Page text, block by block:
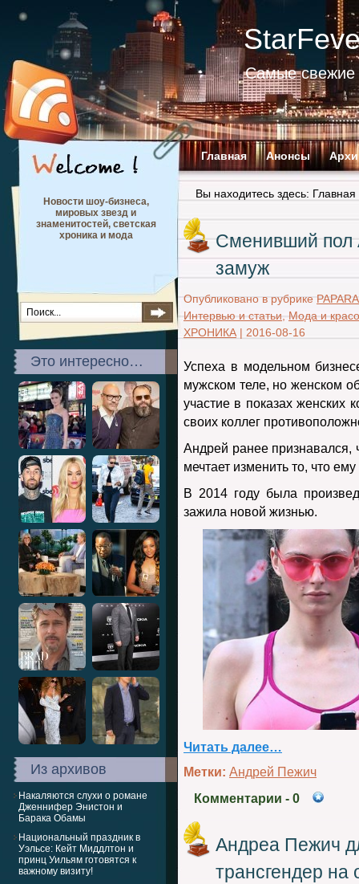
Самые свежие
Главная Анонсы
Новости шоу-бизнеса,
мировых звезд и
знаменитостей, светская
хроника и мода
Это интересно…
Из архивов
Накаляются слухи о романе
Дженнифер Энистон и
Барака Обамы
Национальный праздник в
Уэльсе: Кейт Миддлтон и
принц Уильям готовятся к
важному визиту!
Вы находитесь здесь: Главная
Сменивший пол
замуж
Опубликовано в рубрике
Интервью и статьи
Мода и
ХРОНИКА | 2016-08-16
Успеха в модельном
мужском теле, но женском
участие в показах женских
своих коллег
Андрей ранее признавался,
мечтает изменить то, что
В 2014 году была
зажила новой жизнью.
Читать далее…
Метки: Андрей Пежич
Комментарии - 0
Андреа Пежич
трансгендер на